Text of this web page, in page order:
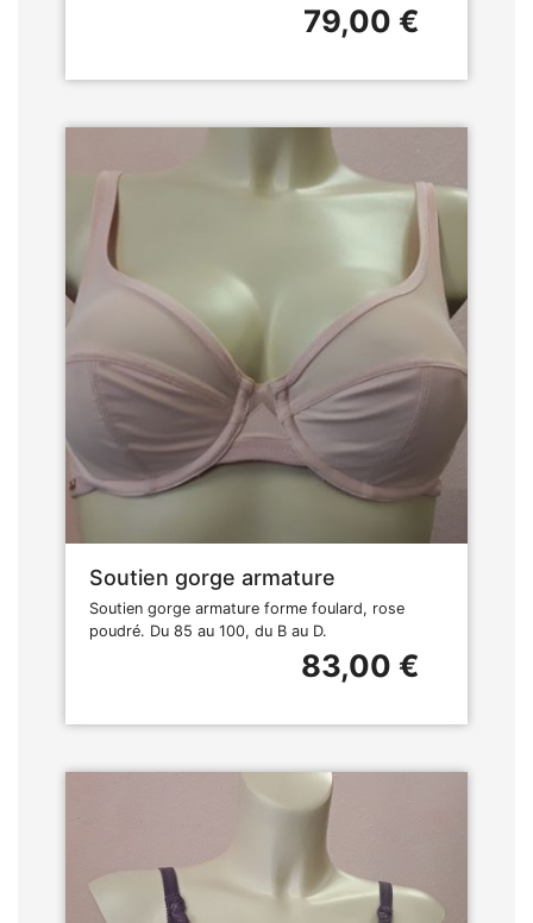
79,00 €
Soutien gorge armature
Soutien gorge armature forme foulard, rose
poudré. Du 85 au 100, du B au D.
83,00 €